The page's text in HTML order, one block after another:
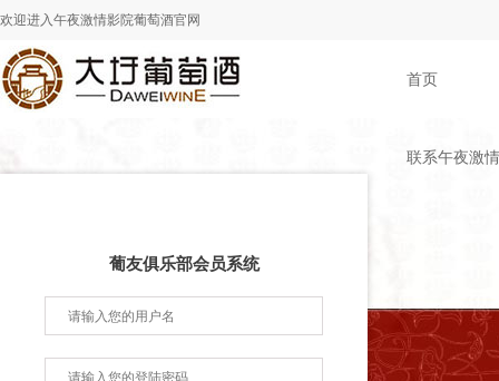
欢迎进入午夜激情影院葡萄酒官网
首页
联系午夜激
葡友俱乐部会员系统